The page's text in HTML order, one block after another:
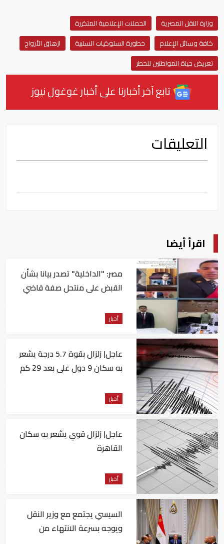
وزارة النقل المصرية
الحملات الإعلامية المتكررة
كافة وسائل الإعلام
خطورة السلوكيات السلبية
ازهاق الأرواح
تعريض حياة المواطنين للخطر
تابع آخر أخبارنا على أخبار غوغول نيوز
التعليقات
اقرأ أيضا
مصر: "الداخلية" تصدر بيانا بشأن
القبض على منتحل صفة قاضي
أخبار
عاجل| زلزال بقوة 5.7 درجة يشعر
به سكان 9 دول على بعد 29 كم
أخبار
عاجل| زلزال قوي يشعر به سكان
القاهرة
أخبار
السيسي يجتمع مع وزير النقل
ويوجه بسرعة الانتهاء من